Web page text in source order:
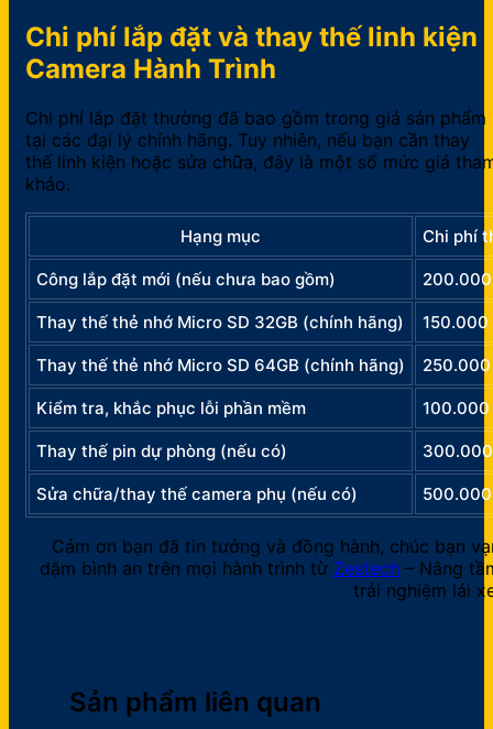
Chi phí lắp đặt và thay thế linh kiện
Camera Hành Trình
Chi phí lắp đặt thường đã bao gồm trong giá sản phẩm
tại các đại lý chính hãng. Tuy nhiên, nếu bạn cần thay
thế linh kiện hoặc sửa chữa, đây là một số mức giá
khảo.
Hạng mục Chi phí
Công lắp đặt mới (nếu chưa bao gồm)
Thay thế thẻ nhớ Micro SD 32GB (chính hãng)
Thay thế thẻ nhớ Micro SD 64GB (chính hãng)
Kiểm tra, khắc phục lỗi phần mềm
Thay thế pin dự phòng (nếu có)
Sửa chữa/thay thế camera phụ (nếu có)
Cảm ơn bạn đã tin tưởng và đồng hành, chúc bạn
dặm bình an trên mọi hành trình từ Zestech – Nâng
trải nghiệm lái
Sản phẩm liên quan